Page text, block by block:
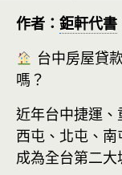
作者： 鉅軒代書
台中房屋貸
嗎？
近年台中捷運
西屯、北屯、
成為全台第二大